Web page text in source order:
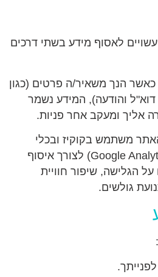
לאסוף מידע בשתי דרכים
כאשר הנך משאיר/ה פרטים (כגון
והודעה), המידע נשמר
אליך ומעקב אחר פניות.
משתמש בקוקיז ובכלי
אנליטיקה (כגון Google Analytics) לצורך איסוף
הגלישה, שיפור חוויית
גולשים.